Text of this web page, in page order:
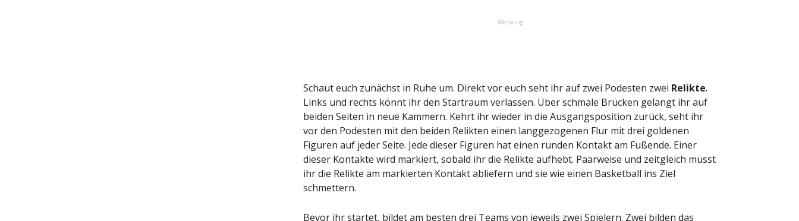
Werbung
Schaut euch zunächst in Ruhe um. Direkt vor euch seht ihr auf zwei Podesten zwei Relikte.
Links und rechts könnt ihr den Startraum verlassen. Über schmale Brücken gelangt ihr auf
beiden Seiten in neue Kammern. Kehrt ihr wieder in die Ausgangsposition zurück, seht ihr
vor den Podesten mit den beiden Relikten einen langgezogenen Flur mit drei goldenen
Figuren auf jeder Seite. Jede dieser Figuren hat einen runden Kontakt am Fußende. Einer
dieser Kontakte wird markiert, sobald ihr die Relikte aufhebt. Paarweise und zeitgleich müsst
ihr die Relikte am markierten Kontakt abliefern und sie wie einen Basketball ins Ziel
schmettern.
Bevor ihr startet, bildet am besten drei Teams von jeweils zwei Spielern. Zwei bilden das